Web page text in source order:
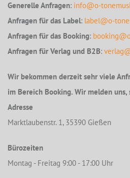
Generelle Anfragen: info@o-
Anfragen für das Label: label@o-
Anfragen für das Booking:
Anfragen für Verlag und B2B:
Wir bekommen derzeit sehr viele
im Bereich Booking. Wir melden
Adresse
Marktlaubenstr. 1, 35390 Gießen
Bürozeiten
Montag - Freitag 9:00 - 17:00 Uhr